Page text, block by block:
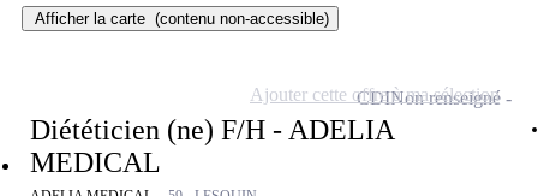
Afficher la carte (contenu non-accessible)
Diététicien (ne) F/H - ADELIA
MEDICAL
CDINon renseigné
Ajouter cette offre à ma sélection